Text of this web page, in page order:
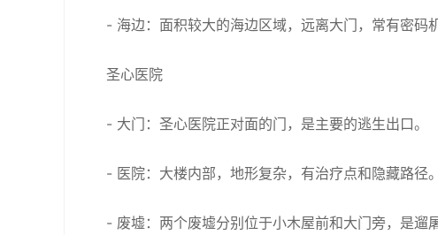
- 海边：面积较大的海边区域，远离大门，常有密码
圣心医院
- 大门：圣心医院正对面的门，是主要的逃生出口。
- 医院：大楼内部，地形复杂，有治疗点和隐藏路径。
- 废墟：两个废墟分别位于小木屋前和大门旁，是遛